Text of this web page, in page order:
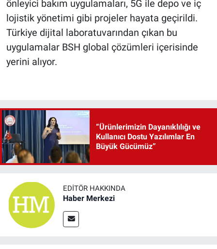
önleyici bakım uygulamaları, 5G ile depo ve iç
lojistik yönetimi gibi projeler hayata geçirildi.
Türkiye dijital laboratuvarından çıkan bu
uygulamalar BSH global çözümleri içerisinde
yerini alıyor.
“Ürünlerimizin Dayanıklılığı ve
Kullanıcı Dostu Yazılımlar En
Büyük Gücümüz”
EDITÖR HAKKINDA
Haber Merkezi